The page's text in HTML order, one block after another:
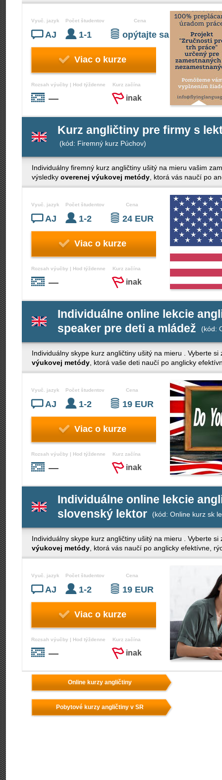
Vyuč. jazyk
AJ
Počet študentov
1-1
Cena
opýtajte sa
Viac o kurze
Rozsah výučby | Hod týždenne
—
Kurz začína
inak
Kurz angličtiny pre firmy s
(kód: Firemný kurz Púchov)
Individuálny firemný kurz angličtiny ušitý na mieru vašim
výsledky overenej výukovej metódy , ktorá vás naučí po
Vyuč. jazyk
AJ
Počet študentov
1-2
Cena
24 EUR
Viac o kurze
Rozsah výučby | Hod týždenne
—
Kurz začína
inak
Individuálne online lekcie
speaker pre deti a mládež
(kód:
Individuálny skype kurz angličtiny ušitý na mieru . Vyberte
výukovej metódy , ktorá vaše deti naučí po anglicky
Vyuč. jazyk
AJ
Počet študentov
1-2
Cena
19 EUR
Viac o kurze
Rozsah výučby | Hod týždenne
—
Kurz začína
inak
Individuálne online lekcie
slovenský lektor
(kód: Online kurz sk
Individuálny skype kurz angličtiny ušitý na mieru . Vyberte
výukovej metódy , ktorá vás naučí po anglicky efektívne,
Vyuč. jazyk
AJ
Počet študentov
1-2
Cena
19 EUR
Viac o kurze
Rozsah výučby | Hod týždenne
—
Kurz začína
inak
Online kurzy angličtiny
Pobytové kurzy angličtiny v SR